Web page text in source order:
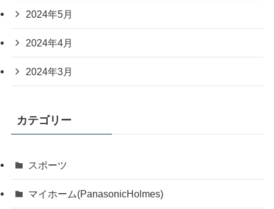
2024年5月
2024年4月
2024年3月
カテゴリー
スポーツ
マイホーム(PanasonicHolmes)